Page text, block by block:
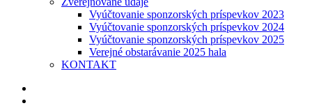
Vyúčtovanie sponzorských príspevkov 2023
Vyúčtovanie sponzorských príspevkov 2024
Vyúčtovanie sponzorských príspevkov 2025
Verejné obstarávanie 2025 hala
KONTAKT